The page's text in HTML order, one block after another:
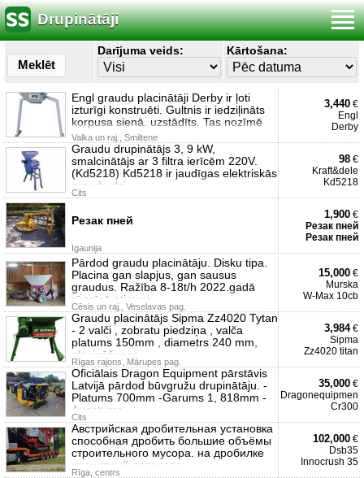
Drupinātāji
Meklēt
Darījuma veids: Kārtošana:
Engl graudu placinātāji Derby ir ļoti
izturīgi konstruēti. Gultnis ir iedziļināts
korpusa sienā. uzstādīts. Tas nozīmē
Valka un raj., Smiltene
3,440 €
Engl
Derby
Graudu drupinātājs 3, 9 kW,
smalcinātājs ar 3 filtra ierīcēm 220V.
(Kd5218) Kd5218 ir jaudīgas elektriskās
graudu dzi
Cits
98 €
Kraft&dele
Kd5218
Резак пней
Igaunija
1,900 €
Резак пней
Резак пней
Pārdod graudu placinātāju. Disku tipa.
Placina gan slapjus, gan sausus
graudus. Ražība 8-18t/h 2022.gadā
rūpnīcā atjauno
Cēsis un raj., Veselavas pag.
15,000 €
Murska
W-Max 10cb
Graudu placinātājs Sipma Zz4020 Tytan
- 2 valči , zobratu piedziņa , valča
platums 150mm , diametrs 240 mm,
placināšanas
Rīgas rajons, Mārupes pag.
3,984€
Sipma
Zz4020 titan
Oficiālais Dragon Equipment pārstāvis
Latvijā pārdod būvgružu drupinātāju. -
Platums 700mm -Garums 1, 818mm -
Augstums
Cits
35,000 €
Dragonequipmen
Cr300
Австрийская дробительная установка
способная дробить большие объёмы
строительного мусора. на дробилке
магнитный сепарато
Rīga, centrs
102,000 €
Dsb35
Innocrush 35